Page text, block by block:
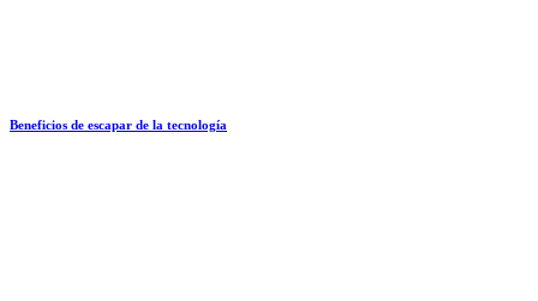
Beneficios de escapar de la tecnología